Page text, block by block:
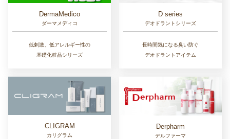
DermaMedico
ダーマメディコ
低刺激、低アレルギー性の
基礎化粧品シリーズ
D series
デオドラントシリーズ
長時間気になる臭い防ぐ
デオドラントアイテム
CLIGRAM
カリグラム
Derpharm
デルファーマ